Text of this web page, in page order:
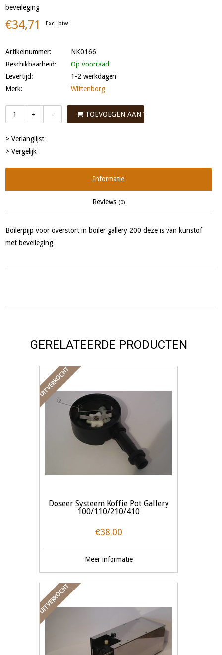
beveileging
€34,71 Excl. btw
Artikelnummer:
NK0166
Beschikbaarheid:
Op voorraad
Levertijd:
1-2 werkdagen
Merk:
Wittenborg
+ - TOEVOEGEN AAN WINKELWAGEN
> Verlanglijst
> Vergelijk
Informatie
Reviews (0)
Boilerpijp voor overstort in boiler gallery 200 deze is van kunstof
met beveileging
GERELATEERDE PRODUCTEN
UITVERKOCHT
Doseer Systeem Koffie Pot Gallery
100/110/210/410
€38,00
Meer informatie
UITVERKOCHT